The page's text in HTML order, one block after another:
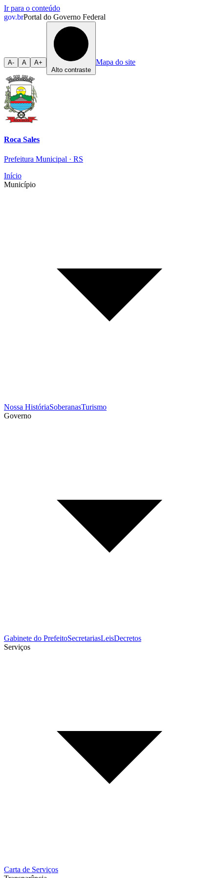
Ir para o conteúdo
gov.brPortal do Governo Federal
A- A
A+
Alto contraste
Mapa do site
Roca Sales
Prefeitura Municipal · RS
Início
Município
Nossa HistóriaSoberanasTurismo
Governo
Gabinete do PrefeitoSecretariasLeisDecretos
Serviços
Carta de Serviços